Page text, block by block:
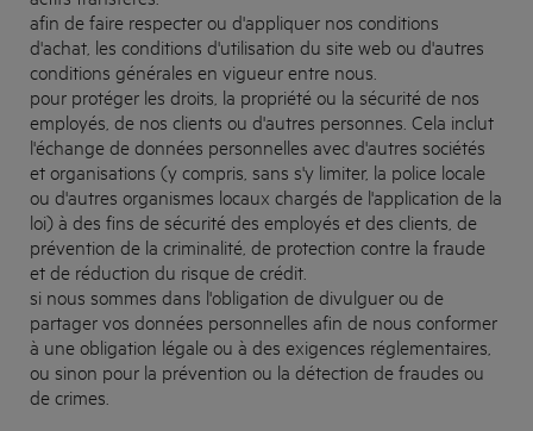
afin de faire respecter ou d'appliquer nos conditions
d'achat, les conditions d'utilisation du site web ou d'autres
conditions générales en vigueur entre nous.
pour protéger les droits, la propriété ou la sécurité de nos
employés, de nos clients ou d'autres personnes. Cela inclut
l'échange de données personnelles avec d'autres sociétés
et organisations (y compris, sans s'y limiter, la police locale
ou d'autres organismes locaux chargés de l'application de la
loi) à des fins de sécurité des employés et des clients, de
prévention de la criminalité, de protection contre la fraude
et de réduction du risque de crédit.
si nous sommes dans l'obligation de divulguer ou de
partager vos données personnelles afin de nous conformer
à une obligation légale ou à des exigences réglementaires,
ou sinon pour la prévention ou la détection de fraudes ou
de crimes.